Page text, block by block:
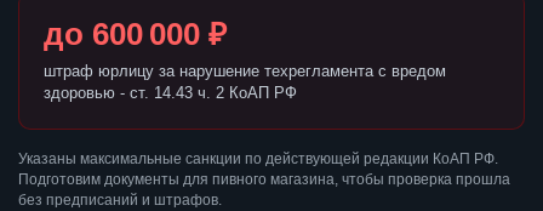
до 600 000 ₽
штраф юрлицу за нарушение техрегламента с вредом
здоровью - ст. 14.43 ч. 2 КоАП РФ
Указаны максимальные санкции по действующей редакции КоАП РФ.
Подготовим документы для пивного магазина, чтобы проверка прошла
без предписаний и штрафов.